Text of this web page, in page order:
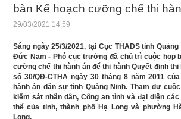
bàn Kế hoạch cưỡng chế thi
29/03/2021 14:59
Sáng ngày 25/3/2021, tại Cục THADS tỉnh
Đức Nam - Phó cục trưởng đã chủ trì cuộc họp
cưỡng chế thi hành án để thi hành Quyết định thi
số 30/QĐ-CTHA ngày 30 tháng 8 năm 2011
hành án dân sự tỉnh Quảng Ninh. Tham dự
kiểm sát nhân dân, Công an tỉnh và đại diện
thể của tỉnh, thành phố Hạ Long và phường
Long.